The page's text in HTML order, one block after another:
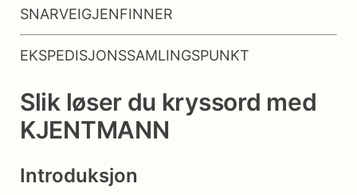
SNARVEIGJENFINNER
EKSPEDISJONSSAMLINGSPUNKT
Slik løser du kryssord med
KJENTMANN
Introduksjon